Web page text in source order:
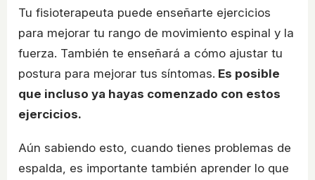
Tu fisioterapeuta puede enseñarte ejercicios
para mejorar tu rango de movimiento espinal y la
fuerza. También te enseñará a cómo ajustar tu
postura para mejorar tus síntomas. Es posible
que incluso ya hayas comenzado con estos
ejercicios.
Aún sabiendo esto, cuando tienes problemas de
espalda, es importante también aprender lo que